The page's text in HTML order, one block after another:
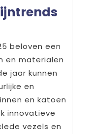
beloven een
en materialen
jaar kunnen
en
en katoen
innovatieve
vezels en